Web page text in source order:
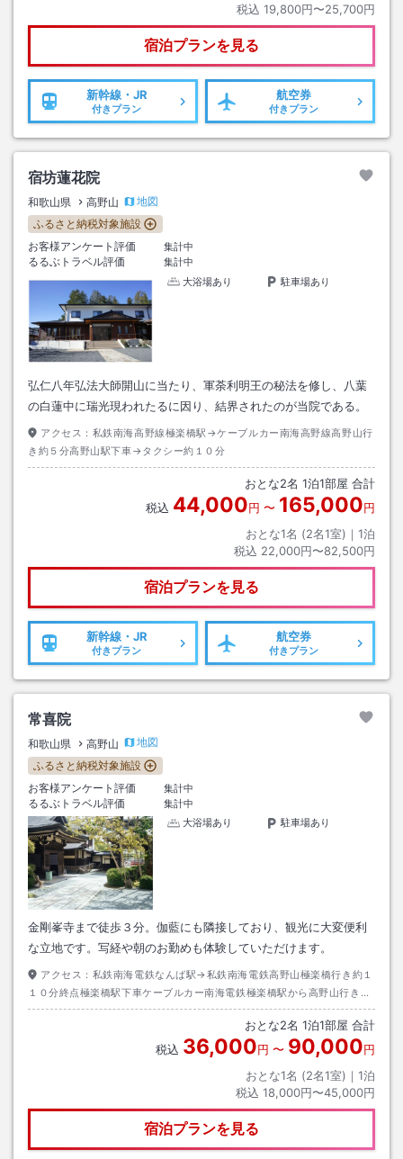
税込 19,800円〜25,700円
宿泊プランを見る
新幹線・JR
付きプラン
航空券
付きプラン
宿坊蓮花院
和歌山県 高野山
地図
ふるさと納税対象施設
お客様アンケート評価
集計中
るるぶトラベル評価
集計中
大浴場あり
駐車場あり
弘仁八年弘法大師開山に当たり、軍荼利明王の秘法を修し、八葉
の白蓮中に瑞光現われたるに因り、結界されたのが当院である。
アクセス： 私鉄南海高野線極楽橋駅→ケーブルカー南海高野線高野山行
き約５分高野山駅下車→タクシー約１０分
おとな2名 1泊1部屋 合計
税込 44,000円 〜 165,000円
おとな1名 (2名1室)｜ 1泊
税込 22,000円〜82,500円
宿泊プランを見る
新幹線・JR
付きプラン
航空券
付きプラン
常喜院
和歌山県 高野山
地図
ふるさと納税対象施設
お客様アンケート評価
集計中
るるぶトラベル評価
集計中
大浴場あり
駐車場あり
金剛峯寺まで徒歩３分。伽藍にも隣接しており、観光に大変便利
な立地です。写経や朝のお勤めも体験していただけます。
アクセス： 私鉄南海電鉄なんば駅→私鉄南海電鉄高野山極楽橋行き約１
１０分終点極楽橋駅下車ケーブルカー南海電鉄極楽橋駅から高野山行き約
５分高野山駅下車→南海バス奥之院行き千手院橋停留所下車→徒歩５分も
おとな2名 1泊1部屋 合計
税込 36,000円 〜 90,000円
おとな1名 (2名1室)｜ 1泊
税込 18,000円〜45,000円
宿泊プランを見る